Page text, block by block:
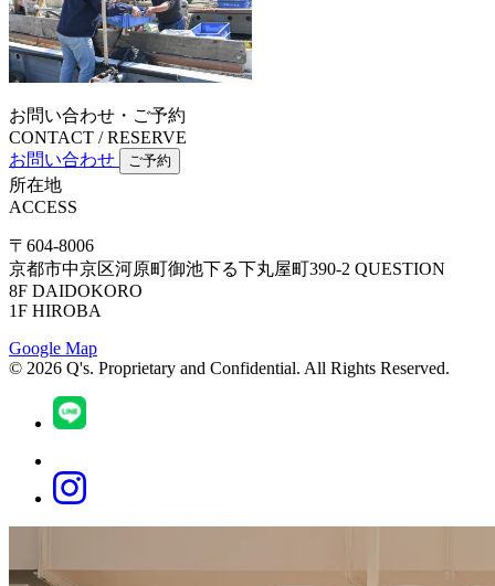
お問い合わせ・ご予約
CONTACT / RESERVE
お問い合わせ
ご予約
所在地
ACCESS
〒604-8006
京都市中京区河原町御池下る下丸屋町390-2 QUESTION
8F DAIDOKORO
1F HIROBA
Google Map
© 2026 Q's. Proprietary and Confidential. All Rights Reserved.